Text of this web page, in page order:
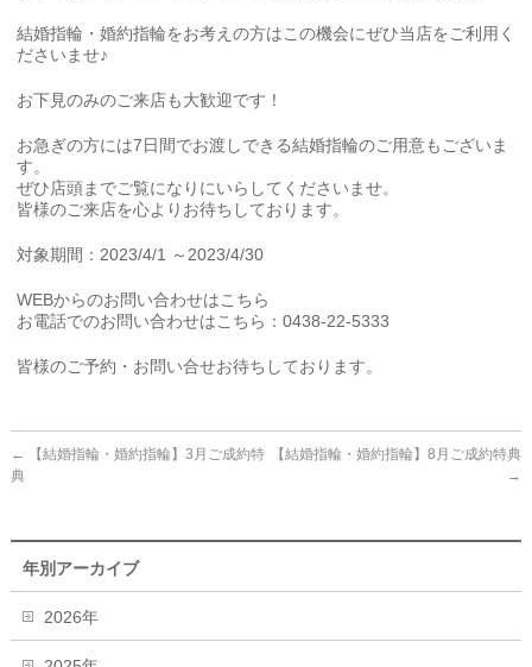
結婚指輪・婚約指輪をお考えの方はこの機会にぜひ当店をご利用く
ださいませ♪
お下見のみのご来店も大歓迎です！
お急ぎの方には7日間でお渡しできる結婚指輪のご用意もございま
す。
ぜひ店頭までご覧になりにいらしてくださいませ。
皆様のご来店を心よりお待ちしております。
対象期間：2023/4/1 ～2023/4/30
WEBからのお問い合わせはこちら
お電話でのお問い合わせはこちら：0438-22-5333
皆様のご予約・お問い合せお待ちしております。
←
【結婚指輪・婚約指輪】3月ご成約特
典
【結婚指輪・婚約指輪】8月ご成約特典
→
年別アーカイブ
2026年